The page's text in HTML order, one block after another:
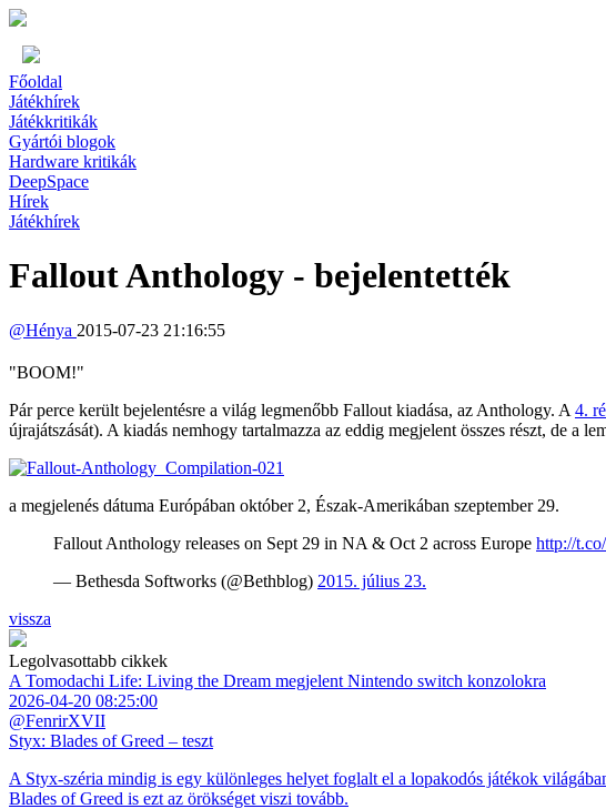
Főoldal
Játékhírek
Játékkritikák
Gyártói blogok
Hardware kritikák
DeepSpace
Hírek
Játékhírek
Fallout Anthology - bejelentették
@Hénya 2015-07-23 21:16:55
"BOOM!"
Pár perce került bejelentésre a világ legmenőbb Fallout kiadása, az Anthology. A 4.
újrajátszását). A kiadás nemhogy tartalmazza az eddig megjelent összes részt, de a
a megjelenés dátuma Európában október 2, Észak-Amerikában szeptember 29.
Fallout Anthology releases on Sept 29 in NA & Oct 2 across Europe http://
— Bethesda Softworks (@Bethblog) 2015. július 23.
vissza
Legolvasottabb cikkek
A Tomodachi Life: Living the Dream megjelent Nintendo switch konzolokra
2026-04-20 08:25:00
@FenrirXVII
Styx: Blades of Greed – teszt
A Styx-széria mindig is egy különleges helyet foglalt el a lopakodós játékok
Blades of Greed is ezt az örökséget viszi tovább.